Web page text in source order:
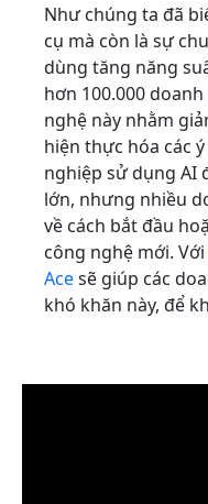
Như chúng ta đã
cụ mà còn là sự
dùng tăng năng
hơn 100.000
nghệ này nhằm
hiện thực hóa các
nghiệp sử dụng AI
lớn, nhưng nhiều
về cách bắt đầu
công nghệ mới. Với
Acesẽ giúp các
khó khăn này, để